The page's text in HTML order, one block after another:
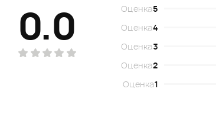
0.0 Оценка5
Оценка4
Оценка3
Оценка2
Оценка1